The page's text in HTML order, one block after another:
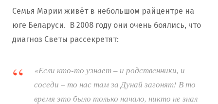
Семья Марии живёт в небольшом райцентре на
юге Беларуси. В 2008 году они очень боялись, что
диагноз Светы рассекретят:
«Если кто-то узнает – и родственники, и
соседи – то нас там за Дунай загонят! В то
время это было только начало, никто не знал